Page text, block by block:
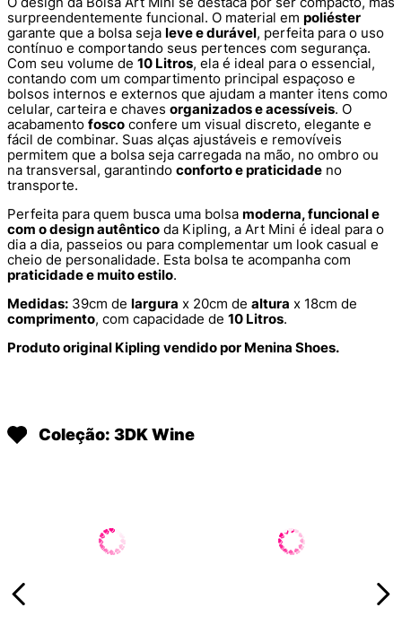
surpreendentemente funcional. O material em poliéster
garante que a bolsa seja leve e durável, perfeita para o uso
contínuo e comportando seus pertences com segurança.
Com seu volume de 10 Litros, ela é ideal para o essencial,
contando com um compartimento principal espaçoso e
bolsos internos e externos que ajudam a manter itens como
celular, carteira e chaves organizados e acessíveis. O
acabamento fosco confere um visual discreto, elegante e
fácil de combinar. Suas alças ajustáveis e removíveis
permitem que a bolsa seja carregada na mão, no ombro ou
na transversal, garantindo conforto e praticidade no
transporte.
Perfeita para quem busca uma bolsa moderna, funcional e
com o design autêntico da Kipling, a Art Mini é ideal para o
dia a dia, passeios ou para complementar um look casual e
cheio de personalidade. Esta bolsa te acompanha com
praticidade e muito estilo.
Medidas: 39cm de largura x 20cm de altura x 18cm de
comprimento, com capacidade de 10 Litros.
Produto original Kipling vendido por Menina Shoes.
Coleção: 3DK Wine